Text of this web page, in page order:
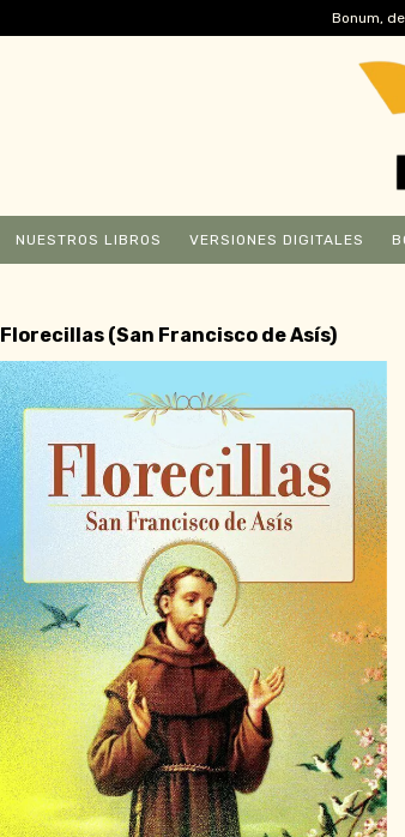
Bonum,
NUESTROS LIBROS VERSIONES DIGITALES
Florecillas (San Francisco de Asís)